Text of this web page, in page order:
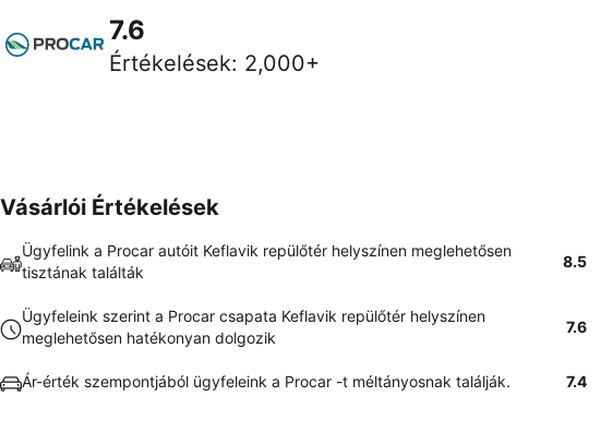
7.6
Értékelések: 2,000+
Vásárlói Értékelések
Ügyfelink a Procar autóit Keflavik repülőtér helyszínen meglehetősen
tisztának találták
8.5
Ügyfeleink szerint a Procar csapata Keflavik repülőtér helyszínen
meglehetősen hatékonyan dolgozik
7.6
Ár-érték szempontjából ügyfeleink a Procar -t méltányosnak találják. 7.4